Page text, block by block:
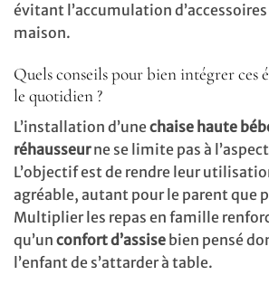
évitant l’accumulation
maison.
Quels conseils pour bien intégrer ces
le quotidien ?
L’installation d’unechaise haute
réhausseurne se limite pas à
L’objectif est de rendre leur
agréable, autant pour le parent que
Multiplier les repas en famille
qu’un confort d’assise bien pensé
l’enfant de s’attarder à table.